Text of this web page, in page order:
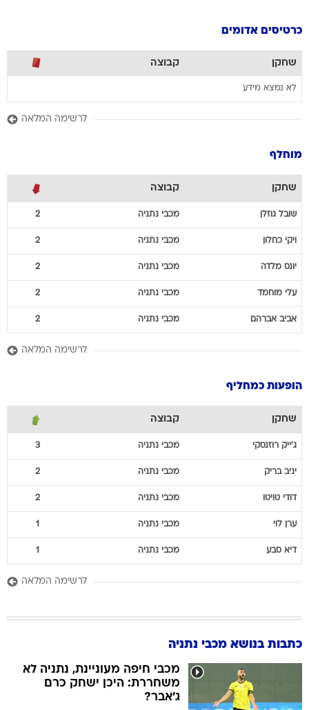
כרטיסים אדומים
שחקן קבוצה
לא נמצא מידע
לרשימה המלאה
מוחלף
שחקן קבוצה
שובל גוזלן מכבי נתניה 2
ויקי כחלון מכבי נתניה 2
יונס מלדה מכבי נתניה 2
עלי מוחמד מכבי נתניה 2
אביב אברהם מכבי נתניה 2
לרשימה המלאה
הופעות כמחליף
שחקן קבוצה
ג'ייק רוזנסקי מכבי נתניה 3
יניב בריק מכבי נתניה 2
דודי טויטו מכבי נתניה 2
ערן לוי מכבי נתניה 1
דיא סבע מכבי נתניה 1
לרשימה המלאה
כתבות בנושא מכבי נתניה
מכבי חיפה מעוניינת, נתניה לא
משחררת: היכן ישחק כרם
ג'אבר?